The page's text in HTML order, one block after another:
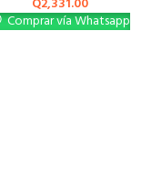
Comprar vía Whatsapp